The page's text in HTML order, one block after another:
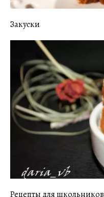
Закуски
Рецепты для школьников